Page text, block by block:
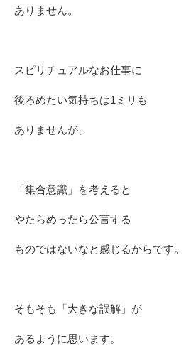
ありません。
スピリチュアルなお仕事に
後ろめたい気持ちは1ミリも
ありませんが、
「集合意識」を考えると
やたらめったら公言する
ものではないなと感じるからです。
そもそも「大きな誤解」が
あるように思います。